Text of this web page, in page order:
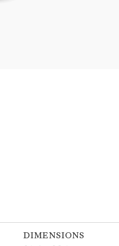
DIMENSIONS